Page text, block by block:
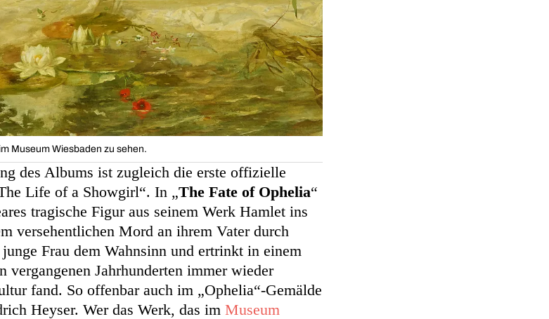
Museum Wiesbaden zu sehen.
des Albums ist zugleich die erste offizielle
Life of a Showgirl“. In „The Fate of Ophelia“
tragische Figur aus seinem Werk Hamlet ins
versehentlichen Mord an ihrem Vater durch
Frau dem Wahnsinn und ertrinkt in einem
vergangenen Jahrhunderten immer wieder
fand. So offenbar auch im „Ophelia“-Gemälde
Heyser. Wer das Werk, das im Museum